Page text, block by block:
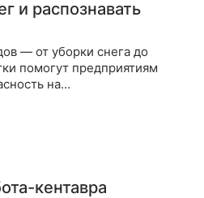
и распознавать
— от уборки снега до
помогут предприятиям
на
кентавра